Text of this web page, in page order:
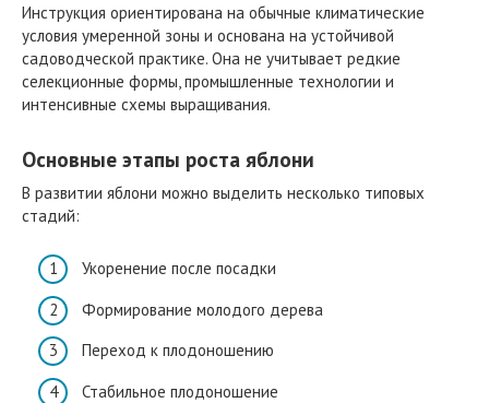
Инструкция ориентирована на обычные климатические
условия умеренной зоны и основана на устойчивой
садоводческой практике. Она не учитывает редкие
селекционные формы, промышленные технологии и
интенсивные схемы выращивания.
Основные этапы роста яблони
В развитии яблони можно выделить несколько типовых
стадий:
Укоренение после посадки
Формирование молодого дерева
Переход к плодоношению
Стабильное плодоношение